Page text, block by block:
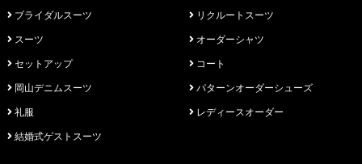
ブライダルスーツ
スーツ
セットアップ
岡山デニムスーツ
礼服
結婚式ゲストスーツ
リクルートスーツ
オーダーシャツ
コート
パターンオーダーシューズ
レディースオーダー